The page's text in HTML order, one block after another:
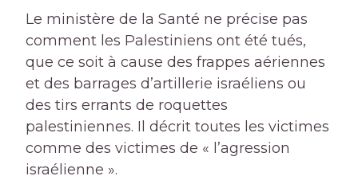
Le ministère de la Santé ne précise pas
comment les Palestiniens ont été tués,
que ce soit à cause des frappes aériennes
et des barrages d’artillerie israéliens ou
des tirs errants de roquettes
palestiniennes. Il décrit toutes les victimes
comme des victimes de « l’agression
israélienne ».